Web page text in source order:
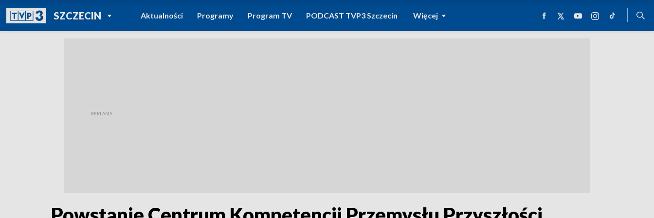
SZCZECINPOWRÓT DO
TVP REGIONY
Aktualności Programy Program TV PODCAST TVP3 Szczecin Więcej